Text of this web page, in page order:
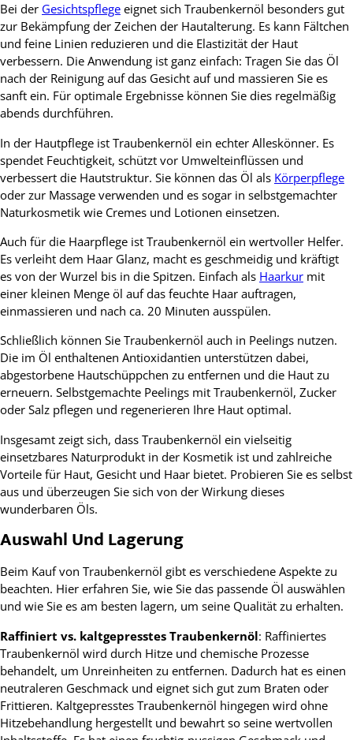
Bei der Gesichtspflege eignet sich Traubenkernöl besonders gut
zur Bekämpfung der Zeichen der Hautalterung. Es kann Fältchen
und feine Linien reduzieren und die Elastizität der Haut
verbessern. Die Anwendung ist ganz einfach: Tragen Sie das Öl
nach der Reinigung auf das Gesicht auf und massieren Sie es
sanft ein. Für optimale Ergebnisse können Sie dies regelmäßig
abends durchführen.
In der Hautpflege ist Traubenkernöl ein echter Alleskönner. Es
spendet Feuchtigkeit, schützt vor Umwelteinflüssen und
verbessert die Hautstruktur. Sie können das Öl als Körperpflege
oder zur Massage verwenden und es sogar in selbstgemachter
Naturkosmetik wie Cremes und Lotionen einsetzen.
Auch für die Haarpflege ist Traubenkernöl ein wertvoller Helfer.
Es verleiht dem Haar Glanz, macht es geschmeidig und kräftigt
es von der Wurzel bis in die Spitzen. Einfach als Haarkur mit
einer kleinen Menge öl auf das feuchte Haar auftragen,
einmassieren und nach ca. 20 Minuten ausspülen.
Schließlich können Sie Traubenkernöl auch in Peelings nutzen.
Die im Öl enthaltenen Antioxidantien unterstützen dabei,
abgestorbene Hautschüppchen zu entfernen und die Haut zu
erneuern. Selbstgemachte Peelings mit Traubenkernöl, Zucker
oder Salz pflegen und regenerieren Ihre Haut optimal.
Insgesamt zeigt sich, dass Traubenkernöl ein vielseitig
einsetzbares Naturprodukt in der Kosmetik ist und zahlreiche
Vorteile für Haut, Gesicht und Haar bietet. Probieren Sie es selbst
aus und überzeugen Sie sich von der Wirkung dieses
wunderbaren Öls.
Auswahl Und Lagerung
Beim Kauf von Traubenkernöl gibt es verschiedene Aspekte zu
beachten. Hier erfahren Sie, wie Sie das passende Öl auswählen
und wie Sie es am besten lagern, um seine Qualität zu erhalten.
Raffiniert vs. kaltgepresstes Traubenkernöl: Raffiniertes
Traubenkernöl wird durch Hitze und chemische Prozesse
behandelt, um Unreinheiten zu entfernen. Dadurch hat es einen
neutraleren Geschmack und eignet sich gut zum Braten oder
Frittieren. Kaltgepresstes Traubenkernöl hingegen wird ohne
Hitzebehandlung hergestellt und bewahrt so seine wertvollen